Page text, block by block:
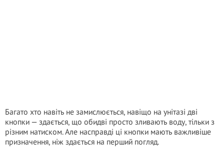
Багато хто навіть не замислюється, навіщо на унітазі дві
кнопки — здається, що обидві просто зливають воду, тільки з
різним натиском. Але насправді ці кнопки мають важливіше
призначення, ніж здається на перший погляд.